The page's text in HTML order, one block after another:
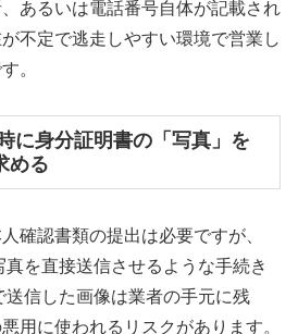
あるいは電話番号自体が記載され
不定で逃走しやすい環境で営業し
。
に身分証明書の「写真」を
める
確認書類の提出は必要ですが、
を直接送信させるような手続き
信した画像は業者の手元に残
用に使われるリスクがあります。